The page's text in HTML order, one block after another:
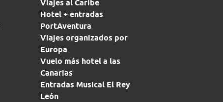
Viajes al Caribe
Hotel + entradas
PortAventura
Viajes organizados por
Europa
Vuelo más hotel a las
Canarias
Entradas Musical El Rey
León